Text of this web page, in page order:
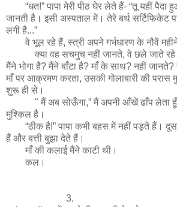
“धत!” पापा मेरी पीठ घेर लेते हैं- “तू यहीं पैदा
जानती है। इसी अस्पताल में। तेरे बर्थ सर्टिफिकेट
लगी है...”
वे भूल रहे हैं, स्त्री अपने गर्भधारण के नौवें
क्या वह सचमुच नहीं जानते, वे छले जाते रहे
मैंने भोगा है? मैंने बाँटा है? माँ के साथ? नहीं
माँ पर आक्रमण करता, उसकी गोलाबारी की परास
शुरू ही से।
" मैं अब सोऊँगा,” मैं अपनी आँखें ढाँप लेता हूँ।
मुश्किल है।
“ठीक है!” पापा कभी बहस में नहीं पड़ते हैं।
हैं और बत्ती बुझा देते हैं।
माँ की कलाई मैंने काटी थी।
कल।
3.